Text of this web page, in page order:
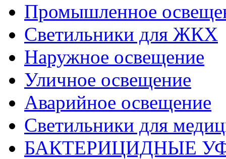
Промышленное
Светильники для ЖКХ
Наружное освещение
Уличное освещение
Аварийное освещение
Светильники для
БАКТЕРИЦИДНЫЕ